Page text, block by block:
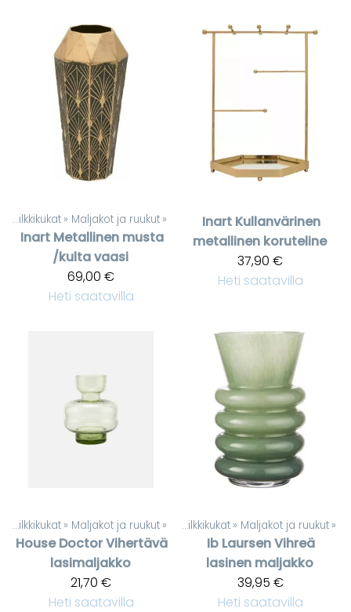
Silkkikukat ‪» Maljakot ja ruukut ‪»
Inart Metallinen musta
/kulta vaasi
69,00 €
Heti saatavilla
Inart Kullanvärinen
metallinen koruteline
37,90 €
Heti saatavilla
Silkkikukat ‪» Maljakot ja ruukut ‪»
House DoctorVihertävä
lasimaljakko
21,70 €
Heti saatavilla
Tuotteet Silkkikukat ‪» Maljakot ja ruukut ‪»
Ib LaursenVihreä
lasinen maljakko
39,95 €
Heti saatavilla